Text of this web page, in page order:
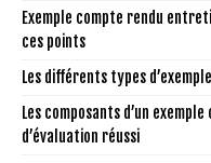
Exemple compte rendu
ces points
Les différents types
Les composants d’un
d’évaluation réussi